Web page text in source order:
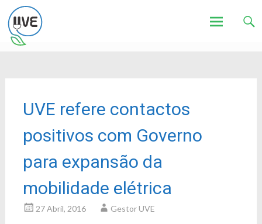
UVE refere contactos
positivos com Governo
para expansão da
mobilidade elétrica
27 Abril, 2016 Gestor UVE